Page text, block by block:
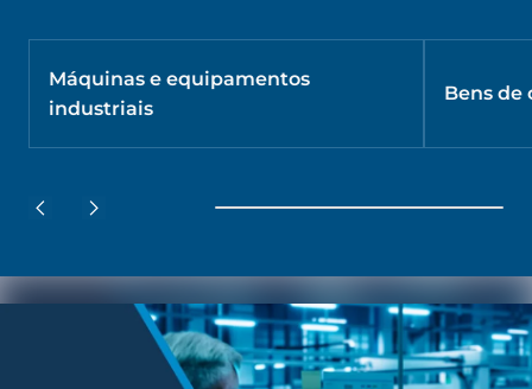
Máquinas e equipamentos
industriais
Bens de